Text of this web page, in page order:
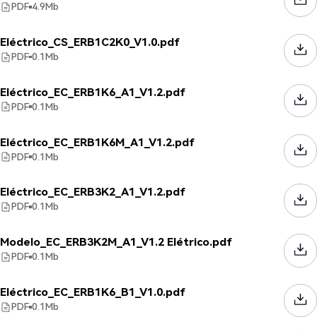
PDF 4.9Mb
Eléctrico_CS_ERB1C2K0_V1.0.pdf
PDF 0.1Mb
Eléctrico_EC_ERB1K6_A1_V1.2.pdf
PDF 0.1Mb
Eléctrico_EC_ERB1K6M_A1_V1.2.pdf
PDF 0.1Mb
Eléctrico_EC_ERB3K2_A1_V1.2.pdf
PDF 0.1Mb
Modelo_EC_ERB3K2M_A1_V1.2 Elétrico.pdf
PDF 0.1Mb
Eléctrico_EC_ERB1K6_B1_V1.0.pdf
PDF 0.1Mb